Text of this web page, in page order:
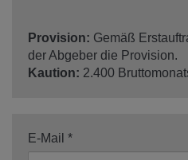
Provision: Gemäß
der Abgeber die Provision.
Kaution: 2.400
E-Mail